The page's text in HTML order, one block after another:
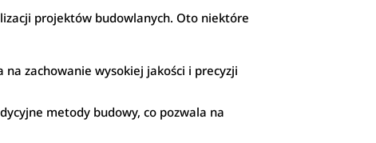
projektów budowlanych. Oto niektóre
zachowanie wysokiej jakości i precyzji
metody budowy, co pozwala na